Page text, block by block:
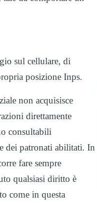
sul cellulare, di
posizione Inps.
non acquisisce
direttamente
consultabili
dei patronati abilitati. In
fare sempre
qualsiasi diritto è
come in questa